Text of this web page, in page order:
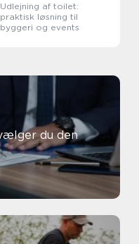
Udlejning af toilet:
praktisk løsning til
byggeri og events